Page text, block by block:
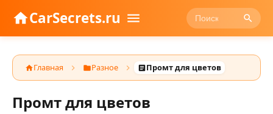
CarSecrets.ru
Главная Разное Промт для цветов
Промт для цветов